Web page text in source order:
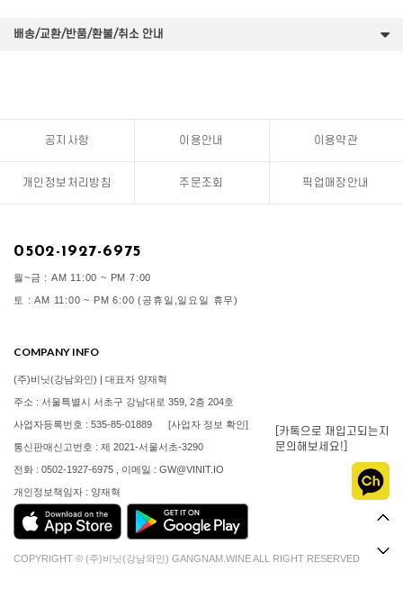
배송/교환/반품/환불/취소 안내
공지사항 이용안내 이용약관
개인정보처리방침 주문조회 픽업매장안내
0502-1927-6975
월~금 : AM 11:00 ~ PM 7:00
토 : AM 11:00 ~ PM 6:00 (공휴일,일요일 휴무)
COMPANY INFO
(주)비닛(강남와인) | 대표자 양재혁
주소 : 서울특별시 서초구 강남대로 359, 2층 204호
사업자등록번호 : 535-85-01889 [사업자 정보 확인]
통신판매신고번호 : 제 2021-서울서초-3290
전화 : 0502-1927-6975 , 이메일 : GW@VINIT.IO
개인정보책임자 : 양재혁
COPYRIGHT © (주)비닛(강남와인) GANGNAM.WINE ALL RIGHT RESERVED
[카톡으로 재입고되는지
문의해보세요!]